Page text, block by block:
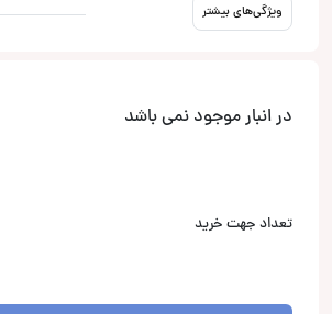
ویژگی‌های بیشتر
در انبار موجود نمی باشد
تعداد جهت خرید